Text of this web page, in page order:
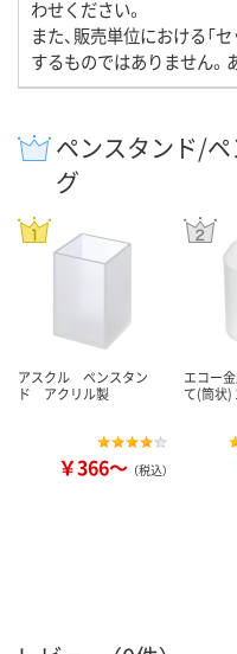
わせください。
また、販売単位における「
するものではありません。
ペンスタンド/
グ
アスクル ペンスタン
ド アクリル製
￥366～ （税込）
エコー
て(筒状)